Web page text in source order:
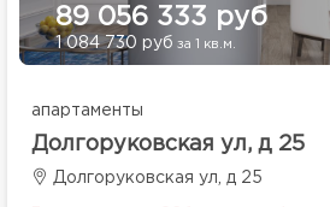
89 056 333 руб
1 084 730 руб за 1 кв.м.
апартаменты
Долгоруковская ул, д 25
Долгоруковская ул, д 25